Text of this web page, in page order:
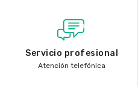
Servicio profesional
Atención telefónica